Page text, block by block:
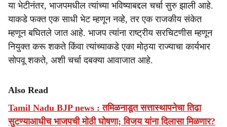
या भेटीनंतर, भाजपमधील त्यांच्या भविष्याबद्दल चर्चा सुरु झाली आहे.
याकडे फक्त एक साधी भेट म्हणून नव्हे, तर एक राजकीय संकेत
म्हणून बघितले जात आहे. भाजप त्यांना राष्ट्रीय सरचिटणीस म्हणून
नियुक्त करू शकते किंवा त्यांच्याकडे एका मोठ्या राज्याचा कार्यभार
सोपवू शकते, अशी चर्चा दबक्या आवाजात आहे.
Also Read
Tamil Nadu BJP news : तमिळनाडूत सत्तास्थापनेचा तिढा
सुटण्याआधीच भाजपची मोठी घोषणा; विजय यांना दिलासा मिळणार?